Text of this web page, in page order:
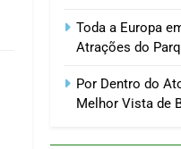
Toda a Europa
Atrações do
Por Dentro do
Melhor Vista de